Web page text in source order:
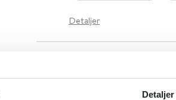
Detaljer
Detaljer
schizofreni